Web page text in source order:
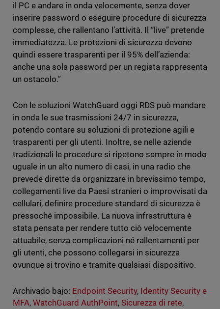
il PC e andare in onda velocemente, senza dover
inserire password o eseguire procedure di sicurezza
complesse, che rallentano l’attività. Il “live” pretende
immediatezza. Le protezioni di sicurezza devono
quindi essere trasparenti per il 95% dell’azienda:
anche una sola password per un regista rappresenta
un ostacolo.”
Con le soluzioni WatchGuard oggi RDS può mandare
in onda le sue trasmissioni 24/7 in sicurezza,
potendo contare su soluzioni di protezione agili e
trasparenti per gli utenti. Inoltre, se nelle aziende
tradizionali le procedure si ripetono sempre in modo
uguale in un alto numero di casi, in una radio che
prevede dirette da organizzare in brevissimo tempo,
collegamenti live da Paesi stranieri o improvvisati da
cellulari, definire procedure standard di sicurezza è
pressoché impossibile. La nuova infrastruttura è
stata pensata per rendere tutto ciò velocemente
attuabile, senza complicazioni né rallentamenti per
gli utenti, che possono collegarsi in sicurezza
ovunque si trovino e tramite qualsiasi dispositivo.
Archivado bajo: Endpoint Security, Identity Security e
MFA, WatchGuard AuthPoint, Sicurezza di rete,